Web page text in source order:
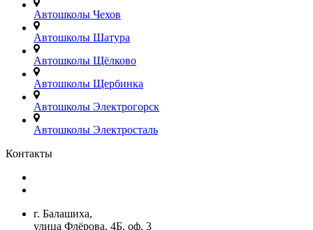
Автошколы Чехов
Автошколы Шатура
Автошколы Щёлково
Автошколы Щербинка
Автошколы Электрогорск
Автошколы Электросталь
Контакты
г. Балашиха,
улица Флёрова, 4Б, оф. 3